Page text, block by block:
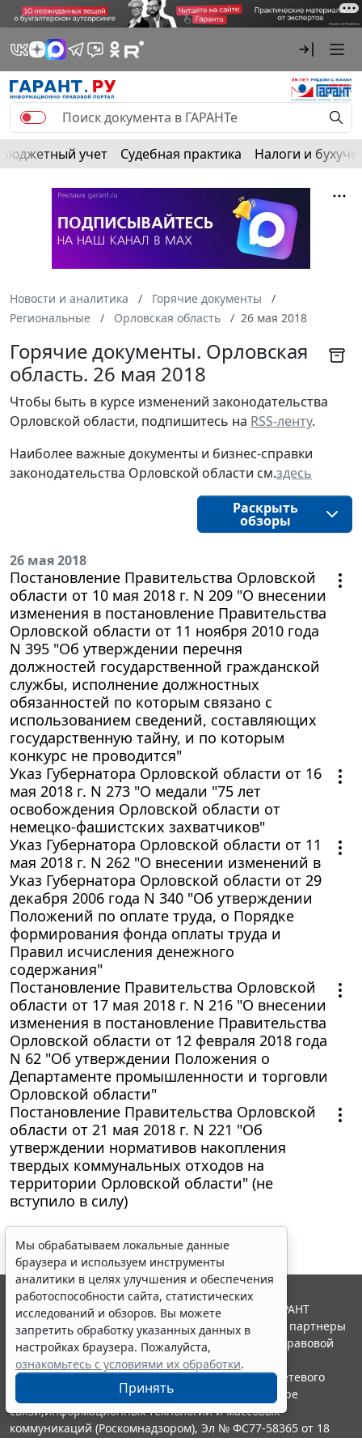
Бюджетный учет Судебная практика Налоги и
Новости и аналитика
Горячие документы
Региональные
Орловская область 26 мая 2018
Горячие документы. Орловская
область. 26 мая 2018
Чтобы быть в курсе изменений законодательства
Орловской области, подпишитесь на RSS-ленту.
Наиболее важные документы и бизнес-справки
законодательства Орловской области см.здесь
Раскрыть
обзоры
26 мая 2018
Постановление Правительства Орловской
области от 10 мая 2018 г. N 209 "О внесении
изменения в постановление Правительства
Орловской области от 11 ноября 2010 года
N 395 "Об утверждении перечня
должностей государственной гражданской
службы, исполнение должностных
обязанностей по которым связано с
использованием сведений, составляющих
государственную тайну, и по которым
конкурс не проводится"
Указ Губернатора Орловской области от 16
мая 2018 г. N 273 "О медали "75 лет
освобождения Орловской области от
немецко-фашистских захватчиков"
Указ Губернатора Орловской области от 11
мая 2018 г. N 262 "О внесении изменений в
Указ Губернатора Орловской области от 29
декабря 2006 года N 340 "Об утверждении
Положений по оплате труда, о Порядке
формирования фонда оплаты труда и
Правил исчисления денежного
содержания"
Постановление Правительства Орловской
области от 17 мая 2018 г. N 216 "О внесении
изменения в постановление Правительства
Орловской области от 12 февраля 2018 года
N 62 "Об утверждении Положения о
Департаменте промышленности и торговли
Орловской области"
Постановление Правительства Орловской
области от 21 мая 2018 г. N 221 "Об
утверждении нормативов накопления
твердых коммунальных отходов на
территории Орловской области" (не
вступило в силу)
Мы обрабатываем локальные данные
браузера и используем инструменты
аналитики в целях улучшения и обеспечения
работоспособности сайта, статистических
исследований и обзоров. Вы можете
запретить обработку указанных данных в
настройках браузера. Пожалуйста,
ознакомьтесь с условиями их обработки.
Принять
© ООО "НПП "ГАРАНТ-СЕРВИС", 2026. Система ГАРАНТ
выпускается с 1990 года. Компания "Гарант" и ее партнеры
являются участниками Российской ассоциации правовой
информации ГАРАНТ.
Портал ГАРАНТ.РУ зарегистрирован в качестве сетевого
издания Федеральной службой по надзору в сфере
связи,информационных технологий и массовых
коммуникаций (Роскомнадзором), Эл № ФС77-58365 от 18